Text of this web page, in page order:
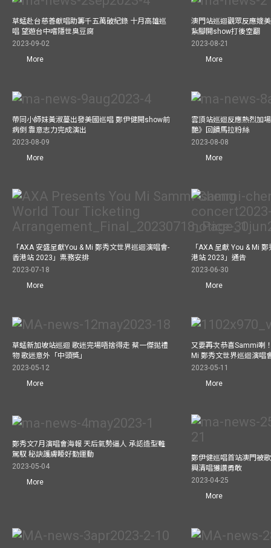
草蜢赴台慈善獻唱助籌千五萬破紀錄 十月高雄巡
唱 望遊台中嚐隱世臭豆腐
2023-09-02
More
澳門站巡迴觀眾反應媲
紥腳開show打後空翻
2023-08-21
More
帶同小師妹黃淑蔓出發美國巡唱 鄭伊健開show前
病倒 靠意志力完成演出
2023-08-09
More
雲頂站巡迴反應熱烈加
艷》回饋馬拉粉絲
2023-08-08
More
「AXA 安盛呈獻You & Mi 鄭秀文世界巡迴演唱會-
香港站 2023」票務安排
2023-07-18
More
「AXA 呈獻 You & Mi
港站 2023」通告
2023-06-30
More
草蜢新加坡站巡迴 歌迷完場唔捨得走 蔡一傑拋禮
物 歌迷意外「中頭獎」
2023-05-12
More
又要再次恭喜Sammi喇
Mi 鄭秀文世界巡迴演唱
2023-05-11
More
鄭秀文7月演唱會海報 天后氣勢逼人 承認造型難
駕馭 秘訣護膚睡好勤運動
2023-05-04
More
鄭伊健巡唱首站澳門被
興清唱獲讚勇敢
2023-04-25
More